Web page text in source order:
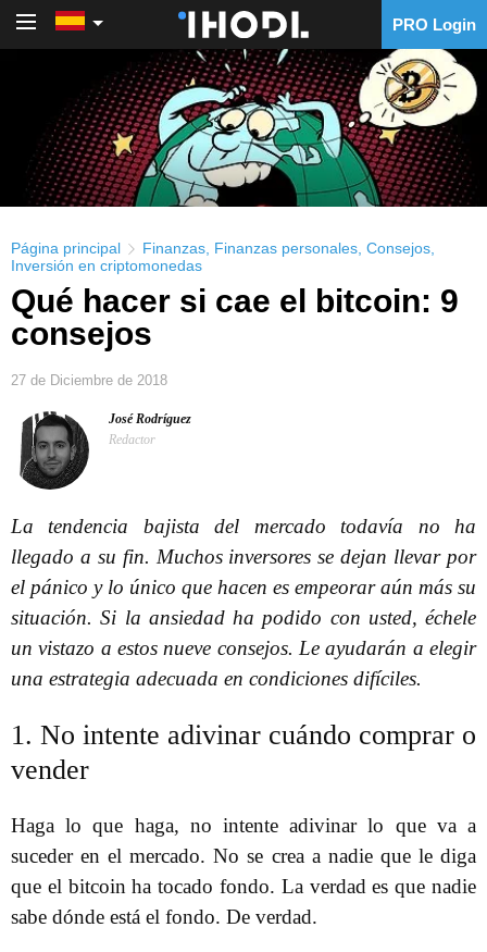
PRO Login
Página principal Finanzas Finanzas personales Consejos
Inversión en criptomonedas
Qué hacer si cae el bitcoin: 9
consejos
27 de Diciembre de 2018
José Rodríguez
Redactor
La tendencia bajista del mercado todavía no ha
llegado a su fin. Muchos inversores se dejan llevar por
el pánico y lo único que hacen es empeorar aún más su
situación. Si la ansiedad ha podido con usted, échele
un vistazo a estos nueve consejos. Le ayudarán a elegir
una estrategia adecuada en condiciones difíciles.
1. No intente adivinar cuándo comprar o
vender
Haga lo que haga, no intente adivinar lo que va a
suceder en el mercado. No se crea a nadie que le diga
que el bitcoin ha tocado fondo. La verdad es que nadie
sabe dónde está el fondo. De verdad.